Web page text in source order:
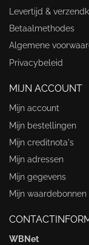
Levertijd &
Betaalmethodes
Algemene
Privacybeleid
MIJN ACCOUNT
Mijn account
Mijn bestellingen
Mijn creditnota's
Mijn adressen
Mijn gegevens
Mijn waardebonnen
WBNet